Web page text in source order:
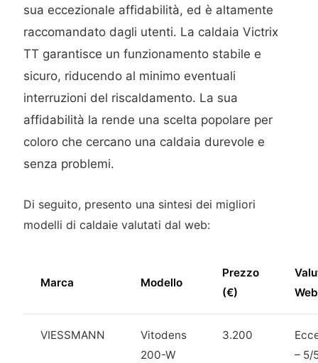
sua eccezionale affidabilità, ed è altamente
raccomandato dagli utenti. La caldaia Victrix
TT garantisce un funzionamento stabile e
sicuro, riducendo al minimo eventuali
interruzioni del riscaldamento. La sua
affidabilità la rende una scelta popolare per
coloro che cercano una caldaia durevole e
senza problemi.
Di seguito, presento una sintesi dei migliori
modelli di caldaie valutati dal web:
Marca Modello
Prezzo
(€)
Web
VIESSMANN
Vitodens
200-W
3.200
– 5/